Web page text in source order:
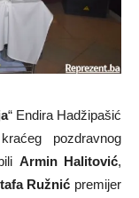
“ Endira Hadžipašić
pozdravnog
Armin Halitović,
Ružnić premijer